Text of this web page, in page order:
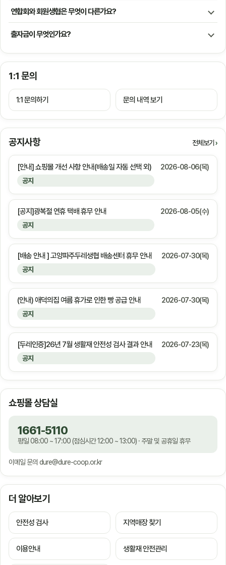
연합회와 회원생협은 무엇이 다른가요?
출자금이 무엇인가요?
1:1 문의
1:1 문의하기 문의 내역 보기
공지사항 전체보기
공지
[안내] 쇼핑몰 개선 사항 안내(배송일 자동 선택 외) 2026-08-06(목)
공지
[공지]광복절 연휴 택배 휴무 안내 2026-08-05(수)
공지
[배송 안내 ] 고양파주두레생협 배송센터 휴무 안내 2026-07-30(목)
공지
(안내) 애덕의집 여름 휴가로 인한 빵 공급 안내 2026-07-30(목)
공지
[두레인증]26년 7월 생활재 안전성 검사 결과 안내 2026-07-23(목)
쇼핑몰 상담실
1661-5110
평일 08:00 ~ 17:00 (점심시간 12:00 ~ 13:00) · 주말 및 공휴일 휴무
이메일 문의 dure@dure-coop.or.kr
더 알아보기
안전성 검사 지역매장 찾기
이용안내 생활재 안전관리